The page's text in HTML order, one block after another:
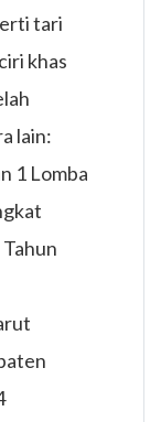
tari
khas
lain:
1 Lomba